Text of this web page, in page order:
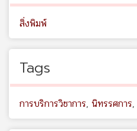
สิ่งพิมพ์
Tags
การบริการวิชาการ, นิทรรศการ,